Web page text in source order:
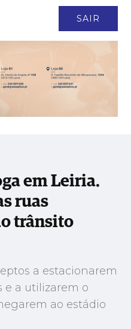
SAIR
quais são as ruas
em Leiria.
ruas
trânsito
a estacionarem
e a utilizarem o
ao estádio